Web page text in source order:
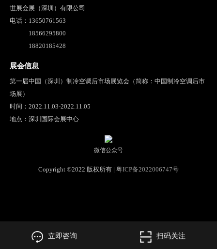
世展会展（深圳）有限公司
电话： 13650761563
18566295800
18820185428
展会信息
第一届中国（深圳）制冷空调后市场展览会（简称：中国制冷空调后市
场展）
时间：2022.11.03-2022.11.05
地点：深圳国际会展中心
微信公众号
Copyright ©2022 版权所有 | 粤ICP备2022006747号
立即咨询 扫码关注